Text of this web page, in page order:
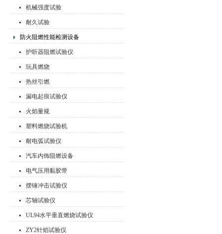
机械强度试验
耐久试验
防火阻燃性能检测设备
护听器阻燃试验仪
玩具燃烧
热丝引燃
漏电起痕试验仪
火焰量规
塑料燃烧试验机
耐电弧试验仪
汽车内饰阻燃设备
电气压用黏胶带
摆锤冲击试验仪
芯轴试验仪
UL94水平垂直燃烧试验仪
ZY2针焰试验仪